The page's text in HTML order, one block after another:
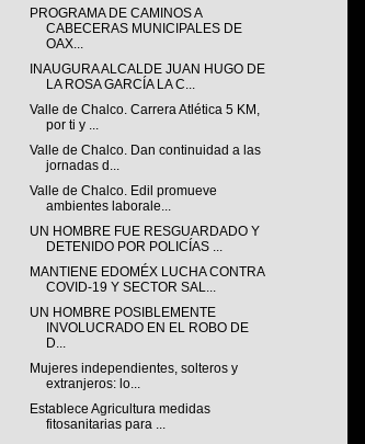
PROGRAMA DE CAMINOS A
CABECERAS MUNICIPALES DE
OAX...
INAUGURA ALCALDE JUAN HUGO DE
LA ROSA GARCÍA LA C...
Valle de Chalco. Carrera Atlética 5 KM,
por ti y ...
Valle de Chalco. Dan continuidad a las
jornadas d...
Valle de Chalco. Edil promueve
ambientes laborale...
UN HOMBRE FUE RESGUARDADO Y
DETENIDO POR POLICÍAS ...
MANTIENE EDOMÉX LUCHA CONTRA
COVID-19 Y SECTOR SAL...
UN HOMBRE POSIBLEMENTE
INVOLUCRADO EN EL ROBO DE
D...
Mujeres independientes, solteros y
extranjeros: lo...
Establece Agricultura medidas
fitosanitarias para ...